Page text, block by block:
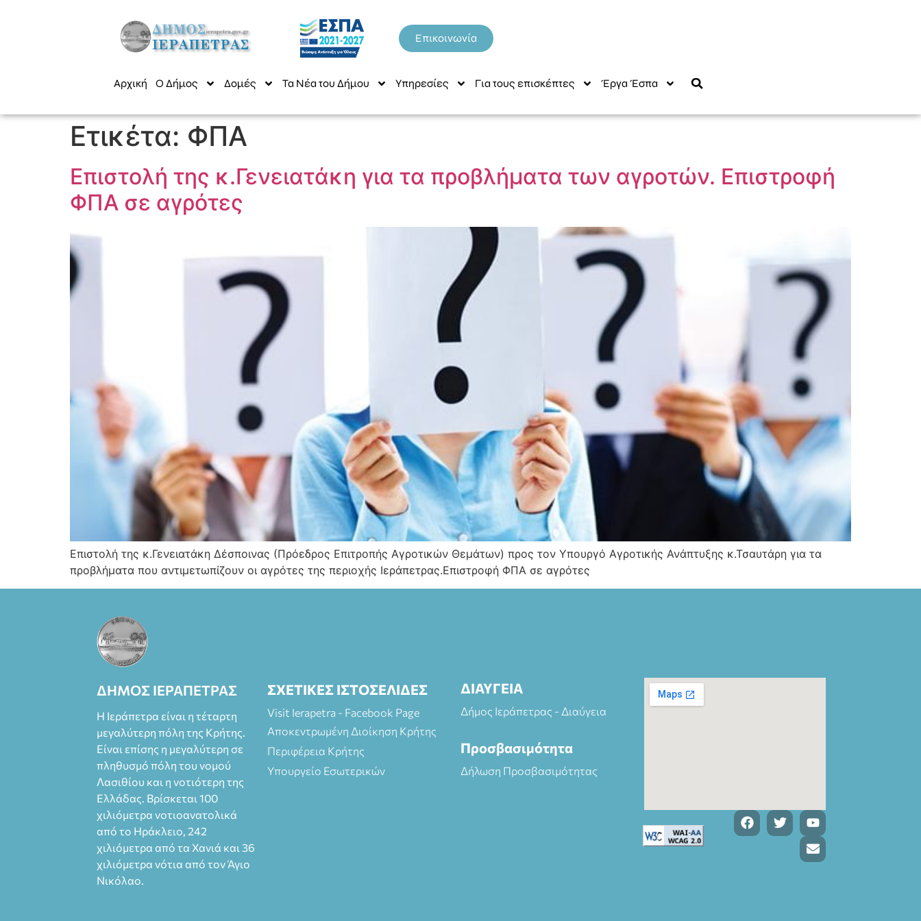
Επικοινωνία
Αρχική Ο Δήμος Δομές Τα Νέα του Δήμου Υπηρεσίες Για τους επισκέπτες Έργα Έσπα
Ετικέτα: ΦΠΑ
Επιστολή της κ.Γενειατάκη για τα προβλήματα των αγροτών. Επιστροφή
ΦΠΑ σε αγρότες
Επιστολή της κ.Γενειατάκη Δέσποινας (Πρόεδρος Επιτροπής Αγροτικών Θεμάτων) προς τον Υπουργό Αγροτικής Ανάπτυξης κ.Τσαυτάρη για τα
προβλήματα που αντιμετωπίζουν οι αγρότες της περιοχής Ιεράπετρας.Επιστροφή ΦΠΑ σε αγρότες
ΔΗΜΟΣ ΙΕΡΑΠΕΤΡΑΣ
Η Ιεράπετρα είναι η τέταρτη
μεγαλύτερη πόλη της Κρήτης.
Είναι επίσης η μεγαλύτερη σε
πληθυσμό πόλη του νομού
Λασιθίου και η νοτιότερη της
Ελλάδας. Βρίσκεται 100
χιλιόμετρα νοτιοανατολικά
από το Ηράκλειο, 242
χιλιόμετρα από τα Χανιά και 36
χιλιόμετρα νότια από τον Άγιο
Νικόλαο.
ΣΧΕΤΙΚΕΣ ΙΣΤΟΣΕΛΙΔΕΣ
Visit Ierapetra - Facebook Page
Αποκεντρωμένη Διοίκηση Κρήτης
Περιφέρεια Κρήτης
Υπουργείο Εσωτερικών
ΔΙΑΥΓΕΙΑ
Δήμος Ιεράπετρας - Διαύγεια
Προσβασιμότητα
Δήλωση Προσβασιμότητας